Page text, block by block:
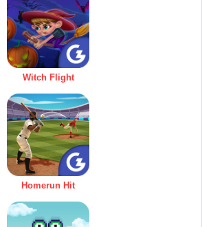
Witch Flight
Homerun Hit